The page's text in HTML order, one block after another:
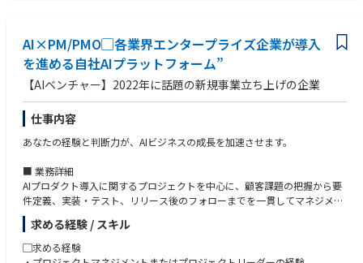
データ分析や活用の土台となる重要な業務です。
4．定型業務の効率化・自動化支援
• 属人化している業務フローのヒアリング、整理
• 業務手順書、運用マニュアルの作成
• Power Automate等を用いた定型業務の自動など手作業で行っている業
5．DX推進部内・業務部門との連携
• DX推進部内メンバーとの情報共有・作業調整
• 業務部門からのデータ依頼対応
• 「どのデータが、どの業務で使われているか」の理解と整理
AI×PM/PMO▢各業界エンタープライズ企業が導入
を進める自社AIプラットフォーム”
【AIベンチャー】2022年に話題の新規事業立ち上げの企業
仕事内容
あなたの経験と判断力が、AIビジネスの成長を加速させます。
■ 業務詳細
AIプロダクト導入に関するプロジェクトを中心に、顧客課題の把握から要
件定義、実装・テスト、リリース後のフォローまでを一貫してマネジメン
トしていただきます。
※プロジェクト規模：数百万円～数千万円／大手企業中心（エネルギー、
製造、自治体など）
求める経験 / スキル
▢求める経験